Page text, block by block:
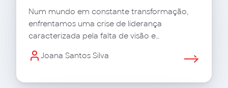
Num mundo em constante transformação,
enfrentamos uma crise de liderança
caracterizada pela falta de visão e
Joana Santos Silva